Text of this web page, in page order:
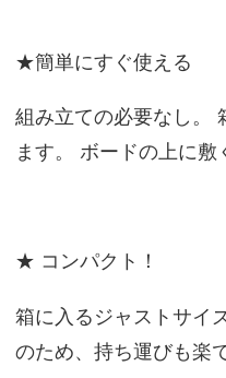
★簡単にすぐ使える
組み立ての必要なし。
ます。 ボードの上に敷
★ コンパクト！
箱に入るジャストサイ
のため、持ち運びも楽